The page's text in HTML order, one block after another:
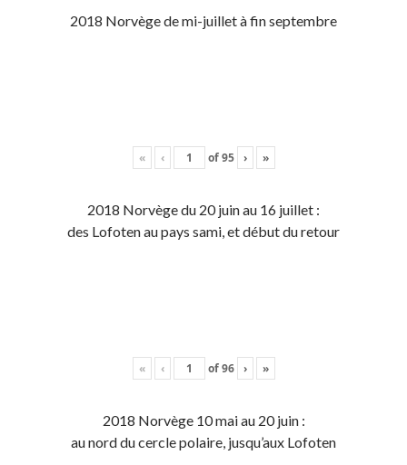
2018 Norvège de mi-juillet à fin septembre
« ‹ of95 › »
2018 Norvège du 20 juin au 16 juillet :
des Lofoten au pays sami, et début du retour
« ‹ of96 › »
2018 Norvège 10 mai au 20 juin :
au nord du cercle polaire, jusqu’aux Lofoten